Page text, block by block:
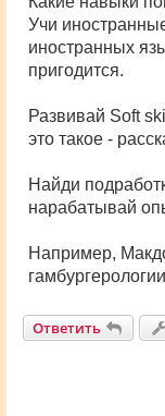
Учи
иностранных
пригодится.
Развивай Soft
это такое -
Найди
нарабатывай
Например,
Ответить